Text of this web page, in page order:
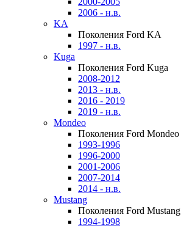
2006 - н.в.
KA
Поколения Ford KA
1997 - н.в.
Kuga
Поколения Ford Kuga
2008-2012
2013 - н.в.
2016 - 2019
2019 - н.в.
Mondeo
Поколения Ford Mondeo
1993-1996
1996-2000
2001-2006
2007-2014
2014 - н.в.
Mustang
Поколения Ford Mustang
1994-1998